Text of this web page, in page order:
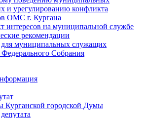
и урегулированию конфликта
ОМС г. Кургана
интересов на муниципальной службе
рекомендации
муниципальных служащих
Cобрания
Курганской городской Думы